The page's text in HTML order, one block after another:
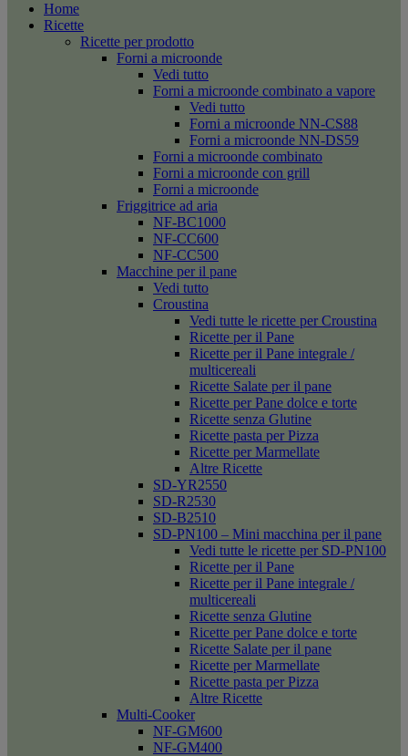
Home
Ricette
Ricette per prodotto
Forni a microonde
Vedi tutto
Forni a microonde combinato a vapore
Vedi tutto
Forni a microonde NN-CS88
Forni a microonde NN-DS59
Forni a microonde combinato
Forni a microonde con grill
Forni a microonde
Friggitrice ad aria
NF-BC1000
NF-CC600
NF-CC500
Macchine per il pane
Vedi tutto
Croustina
Vedi tutte le ricette per Croustina
Ricette per il Pane
Ricette per il Pane integrale /
multicereali
Ricette Salate per il pane
Ricette per Pane dolce e torte
Ricette senza Glutine
Ricette pasta per Pizza
Ricette per Marmellate
Altre Ricette
SD-YR2550
SD-R2530
SD-B2510
SD-PN100 – Mini macchina per il pane
Vedi tutte le ricette per SD-PN100
Ricette per il Pane
Ricette per il Pane integrale /
multicereali
Ricette senza Glutine
Ricette per Pane dolce e torte
Ricette Salate per il pane
Ricette per Marmellate
Ricette pasta per Pizza
Altre Ricette
Multi-Cooker
NF-GM600
NF-GM400